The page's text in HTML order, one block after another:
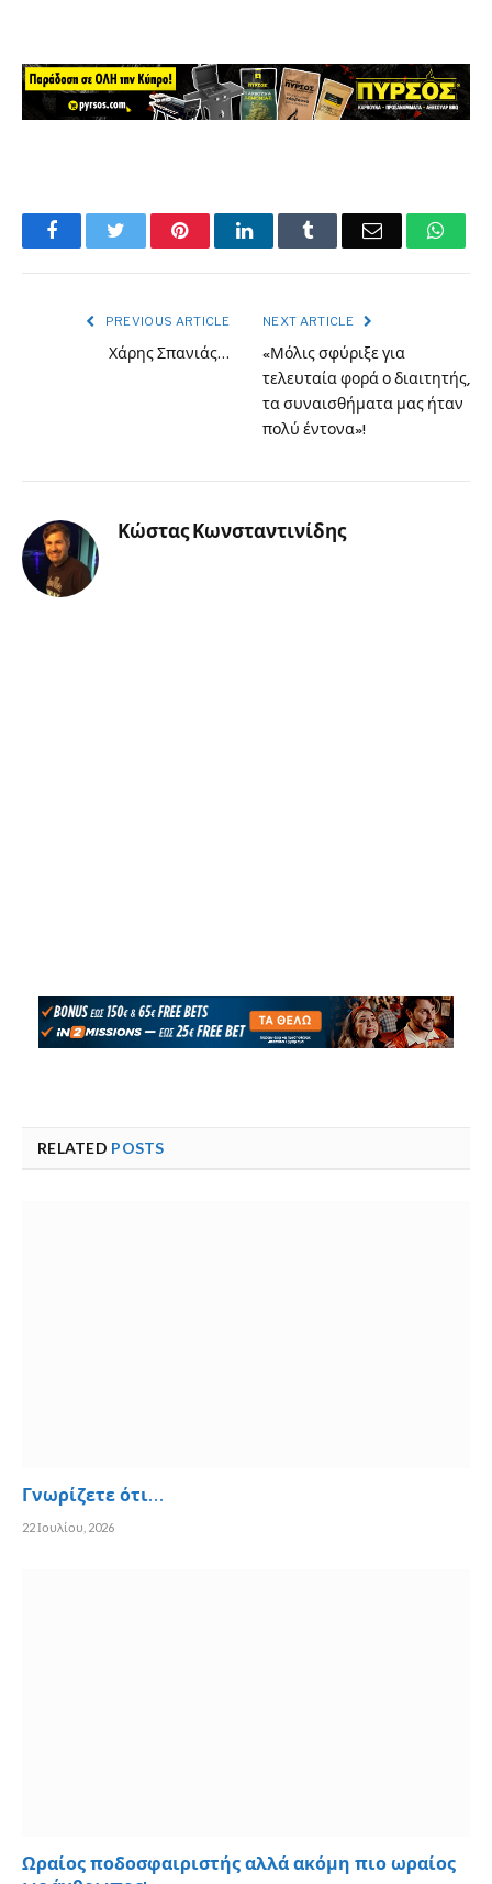
FacebookTwitter PinterestLinkedInTumblr Email
PREVIOUS ARTICLE
Χάρης Σπανιάς…
NEXT ARTICLE
«Μόλις σφύριξε για
τελευταία φορά ο διαιτητής,
τα συναισθήματα μας ήταν
πολύ έντονα»!
Κώστας Κωνσταντινίδης
RELATED POSTS
Γνωρίζετε ότι…
22 Ιουλίου, 2026
Ωραίος ποδοσφαιριστής αλλά ακόμη πιο ωραίος